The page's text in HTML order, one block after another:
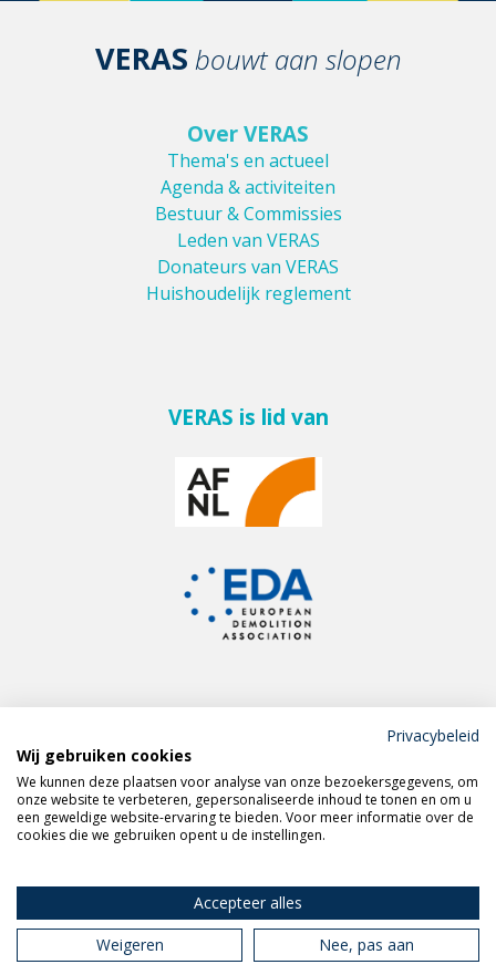
VERAS bouwt aan slopen
Over VERAS
Thema's en actueel
Agenda & activiteiten
Bestuur & Commissies
Leden van VERAS
Donateurs van VERAS
Huishoudelijk reglement
VERAS is lid van
Meld je aan voor de
VERAS nieuwsbrief
Volg VERAS op
Privacy
Privacybeleid
Wij gebruiken cookies
We kunnen deze plaatsen voor analyse van onze bezoekersgegevens, om
onze website te verbeteren, gepersonaliseerde inhoud te tonen en om u
een geweldige website-ervaring te bieden. Voor meer informatie over de
cookies die we gebruiken opent u de instellingen.
Accepteer alles
Weigeren
Nee, pas aan